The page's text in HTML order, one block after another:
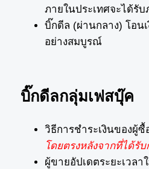
ภายในประเทศจะได้รั
บิ๊กดีล (ผ่านกลาง) โอน
อย่างสมบูรณ์
บิ๊กดีลกลุ่มเฟสบุ๊ค
วิธีการชำระเงินของผู้
โดยตรงหลังจากที่ได้รั
ผู้ขายอัปเดตระยะเวลา